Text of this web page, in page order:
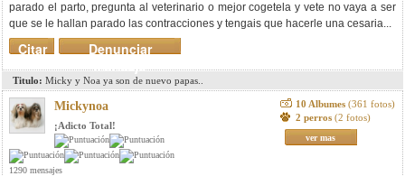
parado el parto, pregunta al veterinario o mejor cogetela y vete no vaya a ser
que se le hallan parado las contracciones y tengais que hacerle una cesaria...
Denunciar
mensaje
Citar
Titulo: Micky y Noa ya son de nuevo papas..
Mickynoa
¡Adicto Total!
1290 mensajes
10 Albumes (361 fotos)
2 perros (2 fotos)
ver mas